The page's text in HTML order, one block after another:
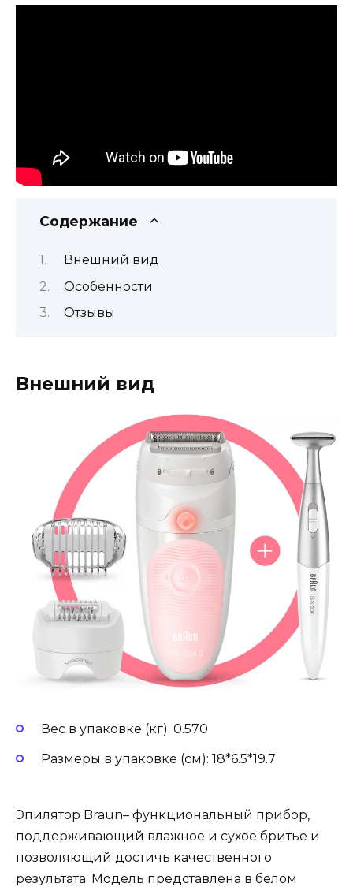
Содержание
Внешний вид
Особенности
Отзывы
Внешний вид
Вес в упаковке (кг): 0.570
Размеры в упаковке (см): 18*6.5*19.7
Эпилятор Braun– функциональный прибор,
поддерживающий влажное и сухое бритье и
позволяющий достичь качественного
результата. Модель представлена в белом